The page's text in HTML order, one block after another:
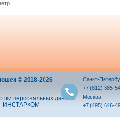
© 2018-2026
персональных данных
- ИНСТАРКОМ
Санкт-
+7 (812) 385-
Москва:
+7 (495) 646-